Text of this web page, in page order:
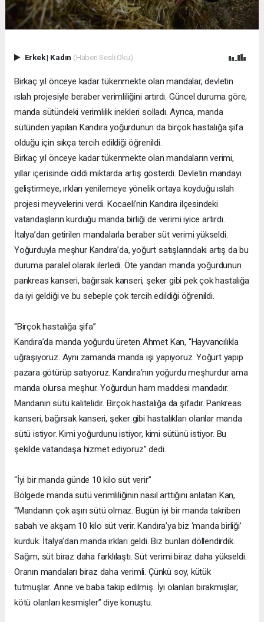
Erkek| Kadın (Haberi Sesli Oku)
Birkaç yıl önceye kadar tükenmekte olan mandalar, devletin
ıslah projesiyle beraber verimliliğini artırdı. Güncel duruma göre,
manda sütündeki verimlilik inekleri solladı. Ayrıca, manda
sütünden yapılan Kandıra yoğurdunun da birçok hastalığa şifa
olduğu için sıkça tercih edildiği öğrenildi.
Birkaç yıl önceye kadar tükenmekte olan mandaların verimi,
yıllar içerisinde ciddi miktarda artış gösterdi. Devletin mandayı
geliştirmeye, ırkları yenilemeye yönelik ortaya koyduğu ıslah
projesi meyvelerini verdi. Kocaeli’nin Kandıra ilçesindeki
vatandaşların kurduğu manda birliği de verimi iyice artırdı.
İtalya’dan getirilen mandalarla beraber süt verimi yükseldi.
Yoğurduyla meşhur Kandıra’da, yoğurt satışlarındaki artış da bu
duruma paralel olarak ilerledi. Öte yandan manda yoğurdunun
pankreas kanseri, bağırsak kanseri, şeker gibi pek çok hastalığa
da iyi geldiği ve bu sebeple çok tercih edildiği öğrenildi.
“Birçok hastalığa şifa”
Kandıra’da manda yoğurdu üreten Ahmet Kan, “Hayvancılıkla
uğraşıyoruz. Aynı zamanda manda işi yapıyoruz. Yoğurt yapıp
pazara götürüp satıyoruz. Kandıra’nın yoğurdu meşhurdur ama
manda olursa meşhur. Yoğurdun ham maddesi mandadır.
Mandanın sütü kalitelidir. Birçok hastalığa da şifadır. Pankreas
kanseri, bağırsak kanseri, şeker gibi hastalıkları olanlar manda
sütü istiyor. Kimi yoğurdunu istiyor, kimi sütünü istiyor. Bu
şekilde vatandaşa hizmet ediyoruz” dedi.
“İyi bir manda günde 10 kilo süt verir”
Bölgede manda sütü verimliliğinin nasıl arttığını anlatan Kan,
“Mandanın çok aşırı sütü olmaz. Bugün iyi bir manda takriben
sabah ve akşam 10 kilo süt verir. Kandıra’ya biz ‘manda birliği’
kurduk. İtalya’dan manda ırkları geldi. Biz bunları döllendirdik.
Sağım, süt biraz daha farklılaştı. Süt verimi biraz daha yükseldi.
Oranın mandaları biraz daha verimli. Çünkü soy, kütük
tutmuşlar. Anne ve baba takip edilmiş. İyi olanları bırakmışlar,
kötü olanları kesmişler” diye konuştu.